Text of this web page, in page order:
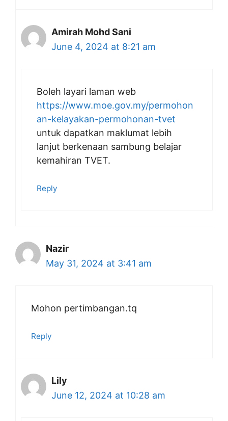
Amirah Mohd Sani
June 4, 2024 at 8:21 am
Boleh layari laman web
https://www.moe.gov.my/permohon
an-kelayakan-permohonan-tvet
untuk dapatkan maklumat lebih
lanjut berkenaan sambung belajar
kemahiran TVET.
Reply
Nazir
May 31, 2024 at 3:41 am
Mohon pertimbangan.tq
Reply
Lily
June 12, 2024 at 10:28 am